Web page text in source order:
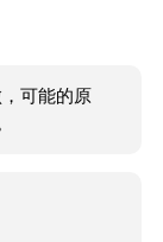
可能的原